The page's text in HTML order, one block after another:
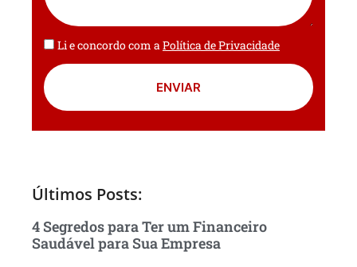
Li e concordo com aPolítica de Privacidade
ENVIAR
Últimos Posts:
4 Segredos para Ter um Financeiro
Saudável para Sua Empresa